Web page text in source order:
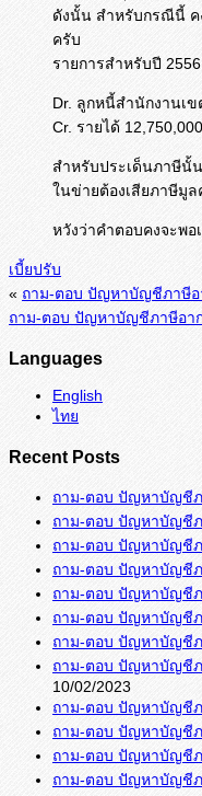
ดังนั้น สำหรับกรณีนี้ ค
ครับ
รายการสำหรับปี
Dr. ลูกหนี้สำนักงานเข
Cr. รายได้ 12,750,000
สำหรับประเด็นภาษีนั้
ในข่ายต้องเสียภาษีมูล
หวังว่าคำตอบคงจะพ
เบี้ยปรับ
« ถาม-ตอบ ปัญหาบัญชีภาษีอ
ถาม-ตอบ ปัญหาบัญชีภาษีอา
Languages
English
ไทย
Recent Posts
ถาม-ตอบ ปัญหาบัญชีภ
ถาม-ตอบ ปัญหาบัญชีภ
ถาม-ตอบ ปัญหาบัญชีภ
ถาม-ตอบ ปัญหาบัญชีภ
ถาม-ตอบ ปัญหาบัญชีภ
ถาม-ตอบ ปัญหาบัญชีภ
ถาม-ตอบ ปัญหาบัญชีภ
ถาม-ตอบ ปัญหาบัญชี
10/02/2023
ถาม-ตอบ ปัญหาบัญชีภ
ถาม-ตอบ ปัญหาบัญชี
ถาม-ตอบ ปัญหาบัญชีภ
ถาม-ตอบ ปัญหาบัญชีภ